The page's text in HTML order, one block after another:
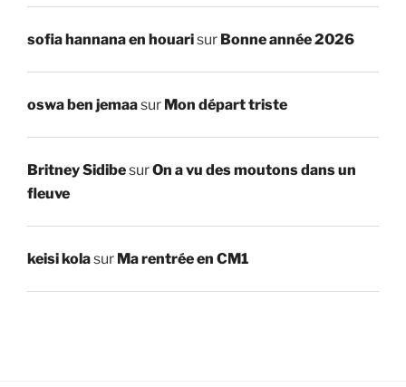
sofia hannana en houarisur Bonne année 2026
oswa ben jemaasur Mon départ triste
Britney SidibesurOn a vu des moutons dans un
fleuve
keisi kolasur Ma rentrée en CM1